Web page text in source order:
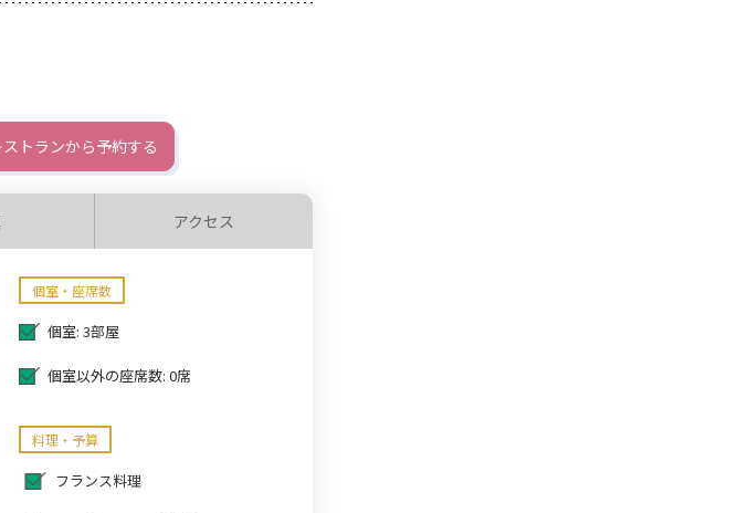
トランから予約する
アクセス
個室・座席数
個室: 3部屋
個室以外の座席数: 0席
料理・予算
フランス料理